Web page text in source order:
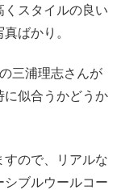
くスタイルの良い
ばかり。
三浦理志さんが
に似合うかどうか
すので、リアルな
シブルウールコー